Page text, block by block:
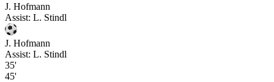
J. Hofmann
Assist: L. Stindl
J. Hofmann
Assist: L. Stindl
35'
45'